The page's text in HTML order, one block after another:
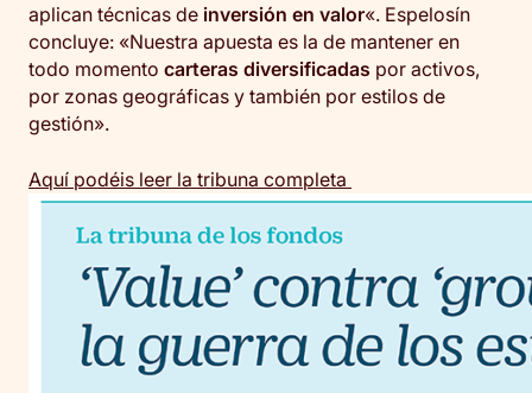
aplican técnicas de inversión en valor«. Espelosín
concluye: «Nuestra apuesta es la de mantener en
todo momento carteras diversificadas por activos,
por zonas geográficas y también por estilos de
gestión».
Aquí podéis leer la tribuna completa